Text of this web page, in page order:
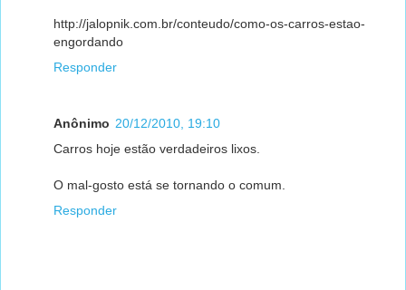
http://jalopnik.com.br/conteudo/como-os-carros-estao-
engordando
Responder
Anônimo 20/12/2010, 19:10
Carros hoje estão verdadeiros lixos.
O mal-gosto está se tornando o comum.
Responder